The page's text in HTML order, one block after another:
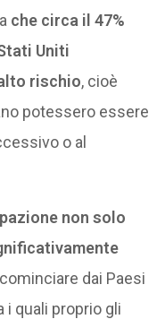
che circa il 47%
Uniti
rischio, cioè
potessero essere
o al
non solo
dai Paesi
i quali proprio gli